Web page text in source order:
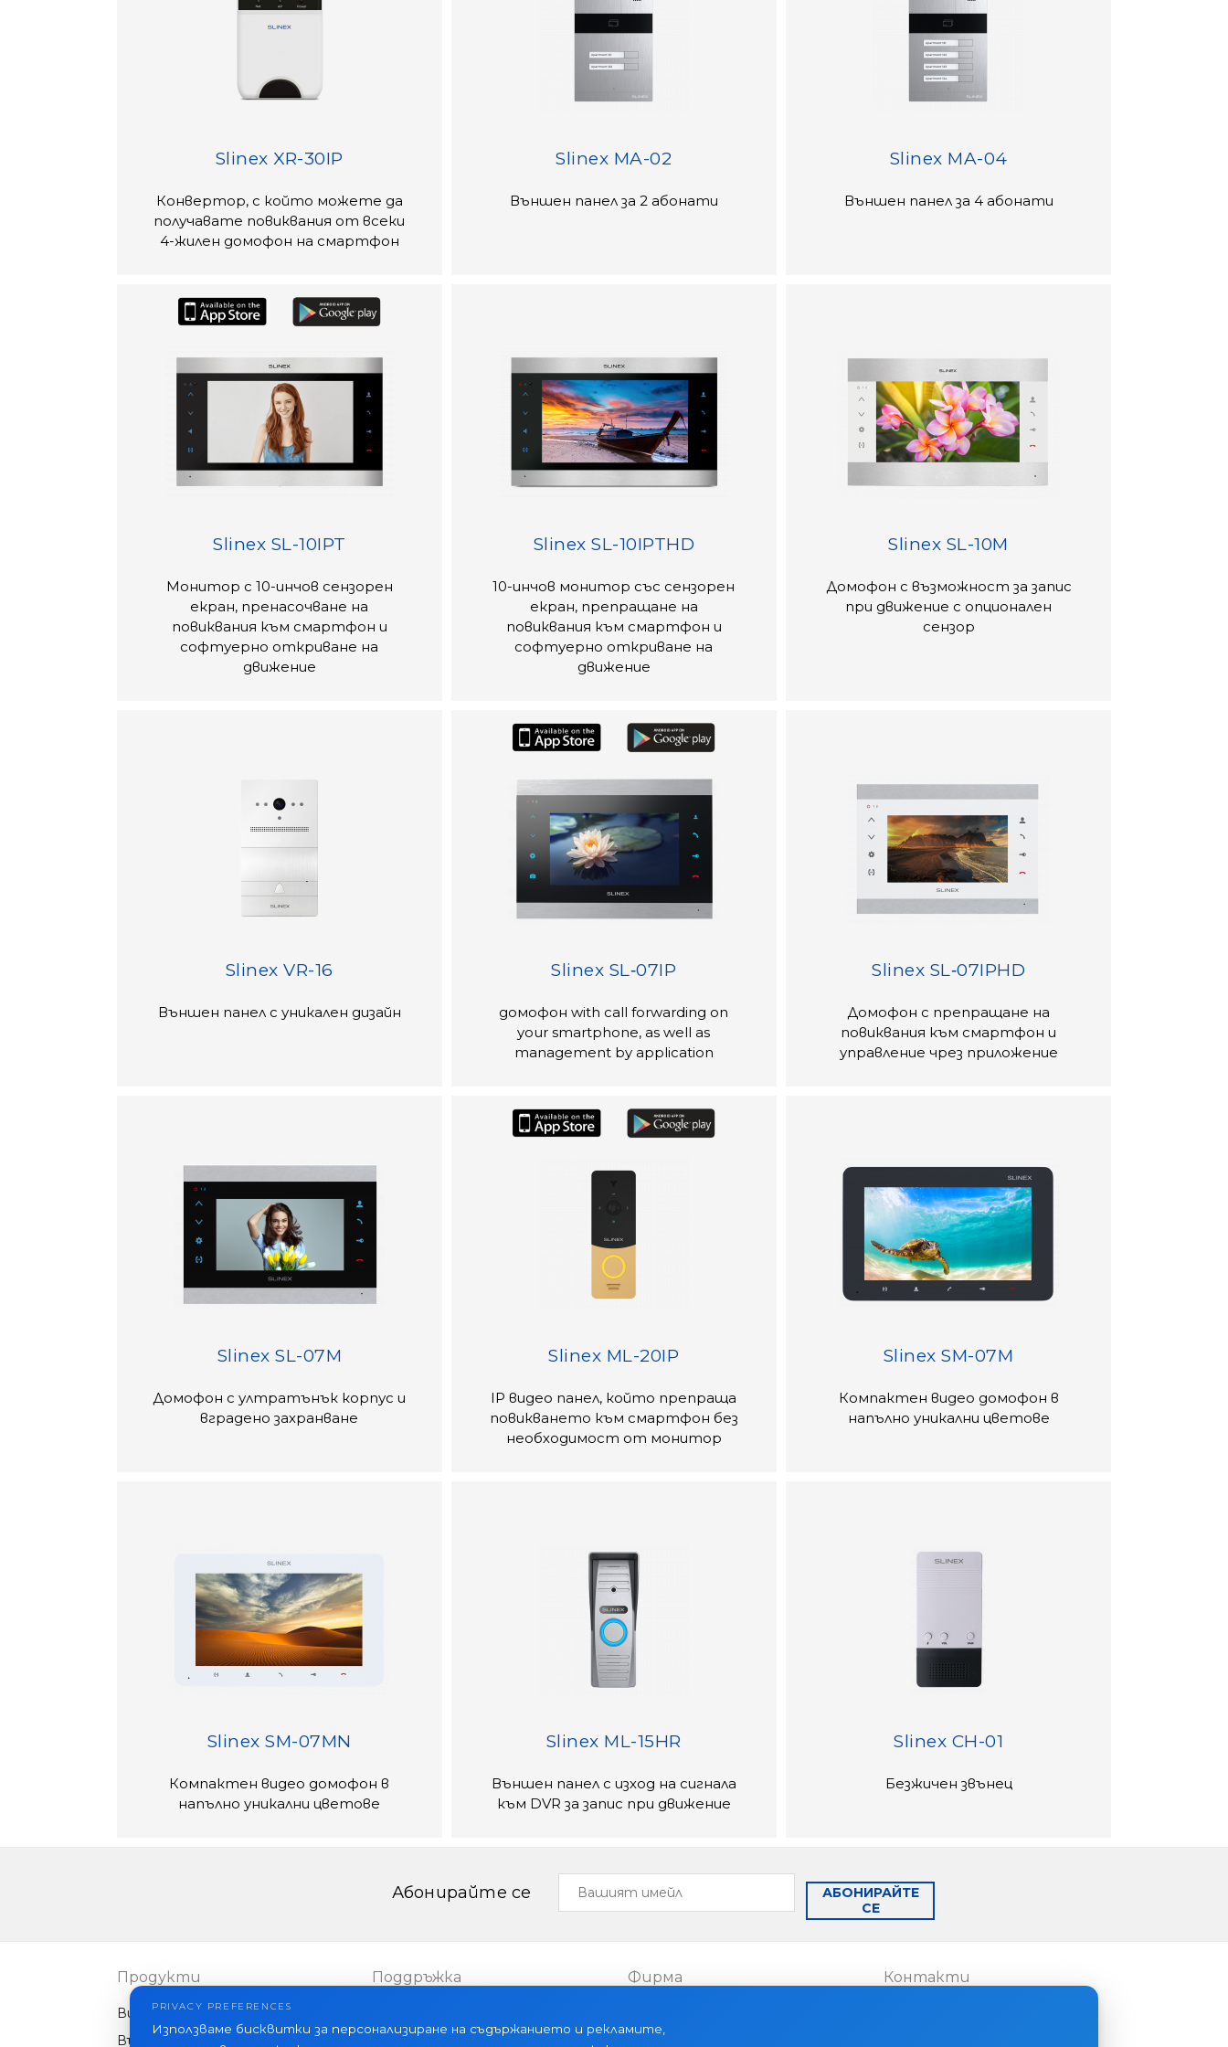
Slinex XR-30IP
Конвертор, с който можете да
получавате повиквания от всеки
4-жилен домофон на смартфон
Slinex MA-02
Външен панел за 2 абонати
Slinex MA-04
Външен панел за 4 абонати
Slinex SL-10IPT
Монитор с 10-инчов сензорен
екран, пренасочване на
повиквания към смартфон и
софтуерно откриване на
движение
Slinex SL-10IPTHD
10-инчов монитор със сензорен
екран, препращане на
повиквания към смартфон и
софтуерно откриване на
движение
Slinex SL-10M
Домофон с възможност за запис
при движение с опционален
сензор
Slinex VR-16
Външен панел с уникален дизайн
Slinex SL‑07IP
домофон with call forwarding on
your smartphone, as well as
management by application
Slinex SL‑07IPHD
Домофон с препращане на
повиквания към смартфон и
управление чрез приложение
Slinex SL-07M
Домофон с ултратънък корпус и
вградено захранване
Slinex ML-20IP
IP видео панел, който препраща
повикването към смартфон без
необходимост от монитор
Slinex SM-07M
Компактен видео домофон в
напълно уникални цветове
Slinex SM-07MN
Компактен видео домофон в
напълно уникални цветове
Slinex ML-15HR
Външен панел с изход на сигнала
към DVR за запис при движение
Slinex CH-01
Безжичен звънец
Абонирайте се
Вашият
имейл
АБОНИРАЙТЕ
СЕ
Продукти
Видео домофони
Външни панели
Поддръжка
Статии
Фирма
За нас
Контакти
PRIVACY PREFERENCES
Използваме бисквитки за персонализиране на съдържанието и рекламите,